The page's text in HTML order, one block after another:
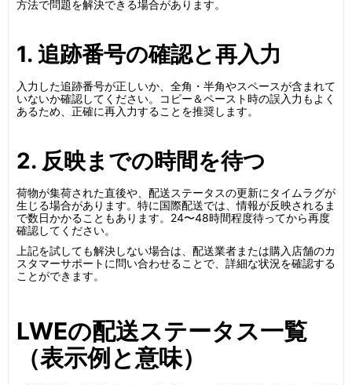
方法で問題を解決できる場合があります。
1. 追跡番号の確認と再入力
入力した追跡番号が正しいか、全角・半角やスペースが含まれて
いないか確認してください。コピー＆ペースト時の誤入力もよく
あるため、正確に再入力することを推奨します。
2. 反映までの時間を待つ
荷物が集荷された直後や、配送ステータスの更新にタイムラグが
生じる場合があります。特に国際配送では、情報が反映されるま
で数日かかることもあります。24〜48時間程度待ってから再度
確認してください。
上記を試しても解決しない場合は、配送業者または購入店舗のカ
スタマーサポートに問い合わせることで、詳細な状況を確認する
ことができます。
LWEの配送ステータス一覧
（表示例と意味）